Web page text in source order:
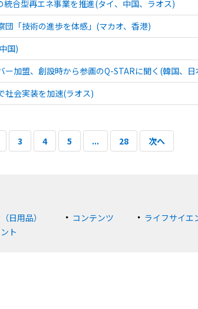
合型再エネ事業を推進(タイ、中国、ラオス)
団「技術の進歩を体感」(マカオ、香港)
国)
加盟、創設時から参画のQ-STARに聞く(韓国、
社会実装を加速(ラオス)
3 4 5 ... 28 次へ
日用品） コンテンツ ライフサイエ
ト